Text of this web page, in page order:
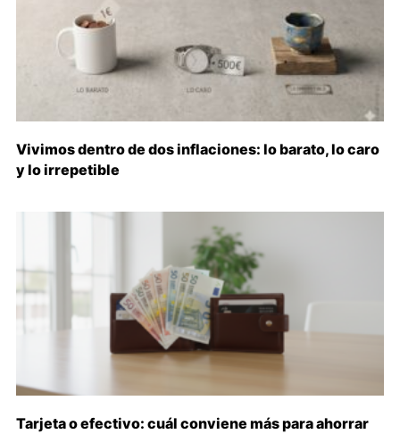
Vivimos dentro de dos inflaciones: lo barato, lo caro
y lo irrepetible
Tarjeta o efectivo: cuál conviene más para ahorrar